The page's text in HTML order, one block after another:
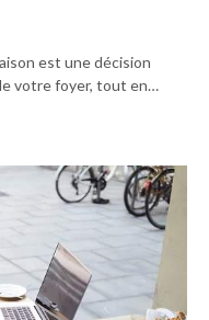
est une décision
votre foyer, tout en…